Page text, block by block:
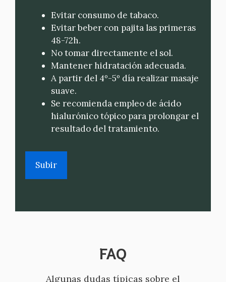
Evitar consumo de tabaco.
Evitar beber con pajita las primeras
48-72h.
No tomar directamente el sol.
Mantener hidratación adecuada.
A partir del 4º-5º día realizar masaje
suave.
Se recomienda empleo de ácido
hialurónico tópico para prolongar el
resultado del tratamiento.
Subir
FAQ
Algunas dudas típicas sobre el